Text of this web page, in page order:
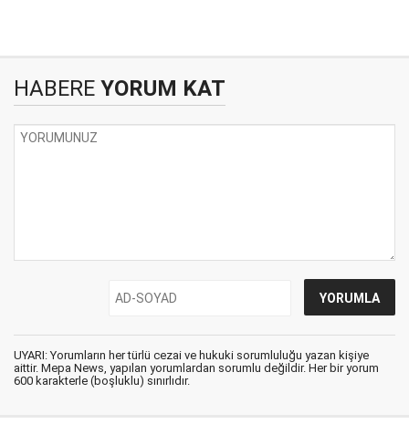
HABERE YORUM KAT
UYARI: Yorumların her türlü cezai ve hukuki sorumluluğu yazan kişiye
aittir. Mepa News, yapılan yorumlardan sorumlu değildir. Her bir yorum
600 karakterle (boşluklu) sınırlıdır.